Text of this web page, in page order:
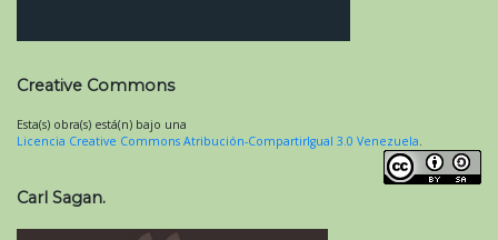
Creative Commons
Esta(s) obra(s) está(n) bajo una
Licencia Creative Commons Atribución-CompartirIgual 3.0 Venezuela.
Carl Sagan.